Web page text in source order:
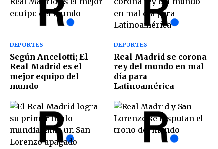
DEPORTES
Según Ancelotti; El
Real Madrid es el
mejor equipo del
mundo
DEPORTES
Real Madrid se corona
rey del mundo en mal
día para
Latinoamérica